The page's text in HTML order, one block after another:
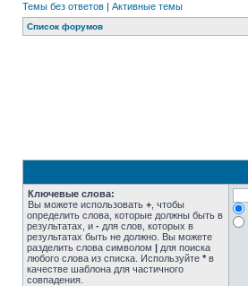
Темы без ответов | Активные темы
Список форумов
Ключевые слова:
Вы можете использовать + , чтобы
определить слова, которые должны быть в
результатах, и - для слов, которых в
результатах быть не должно. Вы можете
разделить слова символом | для поиска
любого слова из списка. Используйте * в
качестве шаблона для частичного
совпадения.